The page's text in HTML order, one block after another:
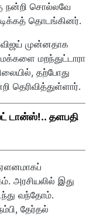
நன்றி சொல்லவே
தொடங்கினர்.
விஜய் முன்னதாக
மறந்துட்டாரா
தற்போது
தெரிவித்துள்ளார்.
டான்ஸ்!.. தளபதி
அரசியலில் இது
வந்தோம்.
தேர்தல்